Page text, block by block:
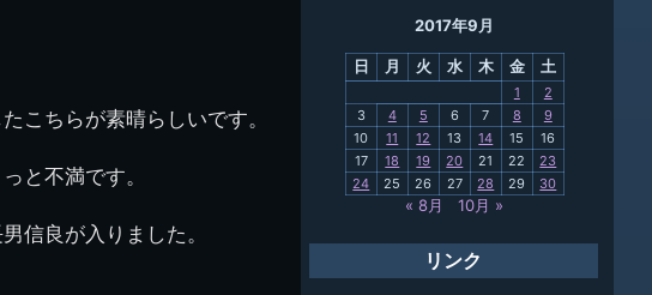
津田沼校歌
生実校歌
第一応援歌
旧西支部会報「ちば
こちらが素晴らしいです。
と不満です。
信良が入りました。
2017年9月
日 月 火 水 木 金 土
1
2
3
4 5 6 7 8
9
10
11 12 13 14 15
16
17
18 19 20 21 22
23
24
25 26 27 28 29 30
« 8月 10月 »
リンク